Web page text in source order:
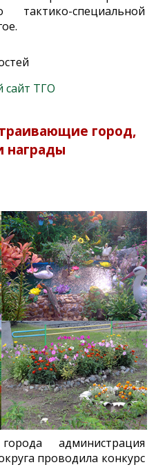
специальной
ТГО
город,
награды
администрация
проводила конкурс